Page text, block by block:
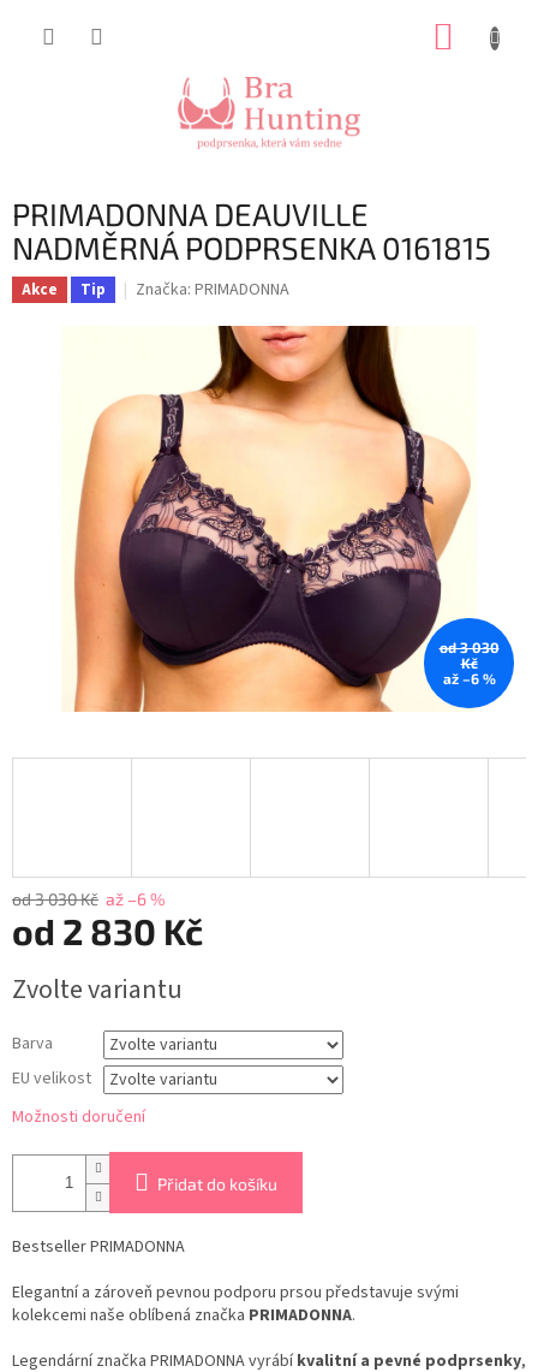
PRIMADONNA DEAUVILLE
NADMĚRNÁ PODPRSENKA 0161815
Akce Tip Značka: PRIMADONNA
od 3 030
Kč
až –6 %
od 3 030 Kč až –6 %
od 2 830 Kč
cena:
Zvolte variantu
Barva
EU velikost
Možnosti doručení
Přidat do košíku
Bestseller PRIMADONNA
Elegantní a zároveň pevnou podporu prsou představuje svými
kolekcemi naše oblíbená značka PRIMADONNA.
Legendární značka PRIMADONNA vyrábí kvalitní a pevné podprsenky,